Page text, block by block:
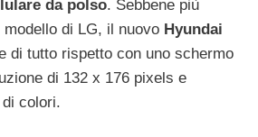
da polso. Sebbene più
di LG, il nuovo Hyundai
di tutto rispetto con uno schermo
di 132 x 176 pixels e
colori.